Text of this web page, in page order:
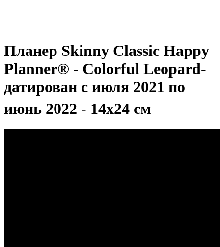
Планер Skinny Classic Happy
Planner® - Colorful Leopard-
датирован с июля 2021 по
июнь 2022 - 14х24 см